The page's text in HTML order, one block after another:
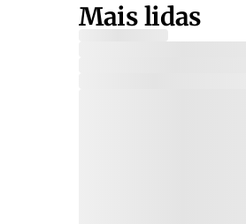
Mais lidas